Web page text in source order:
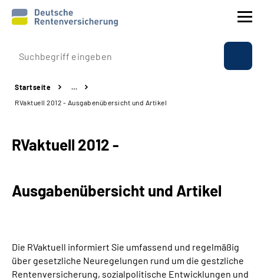
Prävention
Reha
Experten
Online-Services
Startseite
…
RVaktuell 2012 - Ausgabenübersicht und Artikel
RVaktuell 2012 -
Ausgabenübersicht und Artikel
Die RVaktuell informiert Sie umfassend und regelmäßig
über gesetzliche Neuregelungen rund um die gestzliche
Rentenversicherung, sozialpolitische Entwicklungen und